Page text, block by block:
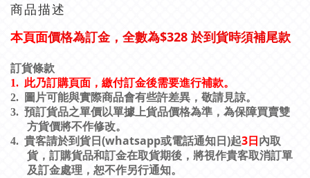
商品描述
本頁面價格為訂金，全數為$328 於到貨時須補尾款
訂貨條款
1. 此乃訂購頁面，繳付訂金後需要進行補款。
2.
圖片可能與實際商品會有些許差異，敬請見諒。
3. 預訂貨品之單價以單據上貨品價格為準，為保障買賣雙
方貨價將不作修改。
4. 貴客請於到貨日 (whatsapp或電話通知日 )起3日內取
貨，訂購貨品和訂金在取貨期後，將視作貴客取消訂單
及訂金處理，恕不作另行通知。